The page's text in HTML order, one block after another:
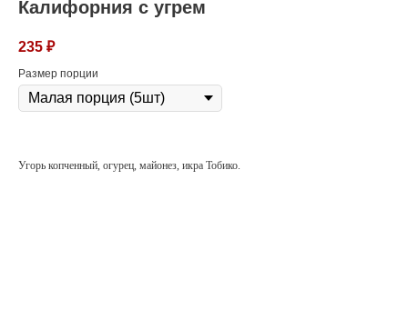
Калифорния с угрем
235 ₽
Размер порции
Угорь копченный, огурец, майонез, икра Тобико.